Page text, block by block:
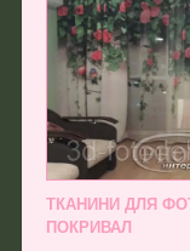
ТКАНИНИ ДЛЯ
ПОКРИВАЛ